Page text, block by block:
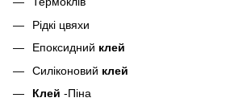
Рідкі цвяхи
Епоксидний клей
Силіконовий клей
Клей -Піна